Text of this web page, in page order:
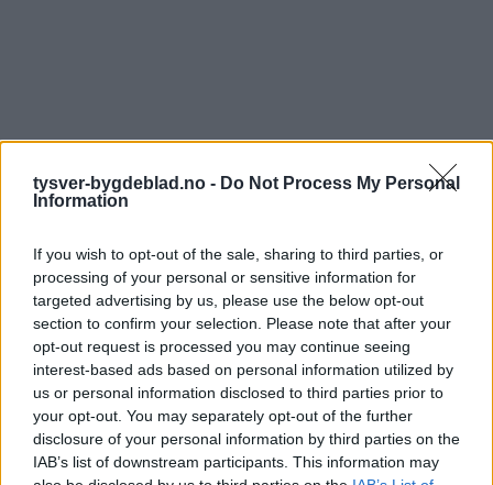
tysver-bygdeblad.no - Do Not Process My Personal
Information
If you wish to opt-out of the sale, sharing to third parties, or
processing of your personal or sensitive information for
targeted advertising by us, please use the below opt-out
section to confirm your selection. Please note that after your
opt-out request is processed you may continue seeing
interest-based ads based on personal information utilized by
us or personal information disclosed to third parties prior to
your opt-out. You may separately opt-out of the further
disclosure of your personal information by third parties on the
IAB’s list of downstream participants. This information may